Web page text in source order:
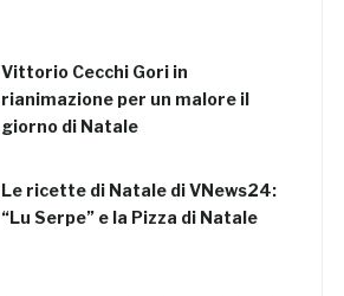
Vittorio Cecchi Gori in
rianimazione per un malore il
giorno di Natale
Le ricette di Natale di VNews24:
“Lu Serpe” e la Pizza di Natale